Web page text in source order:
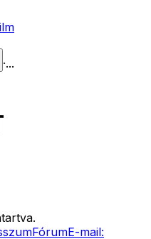
·...
FórumE-mail: